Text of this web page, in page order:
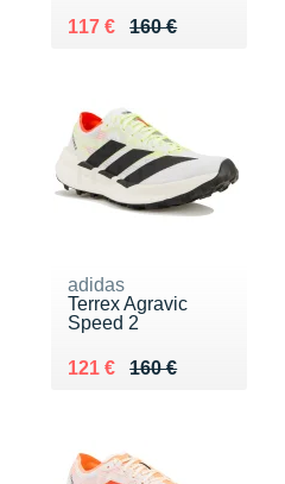
160 €
Au lieu de 160 €
117 €
Vendu 117 €
adidas
Terrex Agravic
Speed 2
160 €
Au lieu de 160 €
121 €
Vendu 121 €